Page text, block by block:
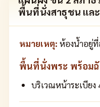
พื้นที่นั่งสาธุชน แล
หมายเหตุ: ห้องน้ำอยู่ที่
พื้นที่นั่งพระ พร้อม
บริเวณหน้าระเบียง